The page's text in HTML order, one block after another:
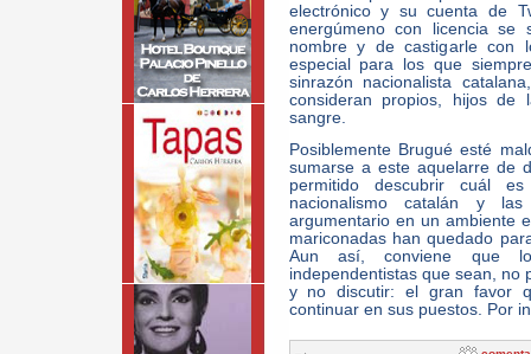
electrónico y su cuenta de
energúmeno con licencia
nombre y de castigarle con
especial para los que
sinrazón nacionalista
consideran propios, hijos
sangre.
Posiblemente Brugué esté
sumarse a este aquelarre de
permitido descubrir cuál
nacionalismo catalán y
argumentario en un ambiente
mariconadas han quedado
Aun así, conviene que
independentistas que sean, no
y no discutir: el gran favor
continuar en sus puestos. Por